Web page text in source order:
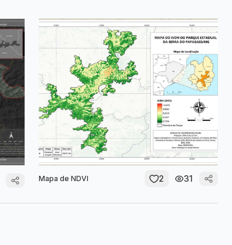
Mapa de NDVI 2 31